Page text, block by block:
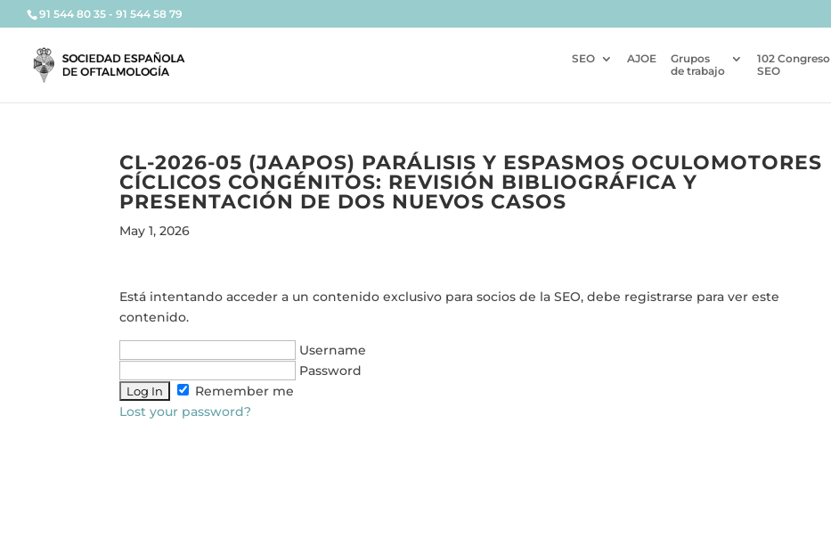
91 544 80 35 - 91 544 58 79
SEO AJOE
Grupos
de trabajo
102 Congreso
SEO
CL-2026-05 (JAAPOS) PARÁLISIS Y ESPASMOS OCULOMOTORES
CÍCLICOS CONGÉNITOS: REVISIÓN BIBLIOGRÁFICA Y
PRESENTACIÓN DE DOS NUEVOS CASOS
May 1, 2026
Está intentando acceder a un contenido exclusivo para socios de la SEO, debe registrarse para ver este
contenido.
Username
Password
Remember me
Lost your password?